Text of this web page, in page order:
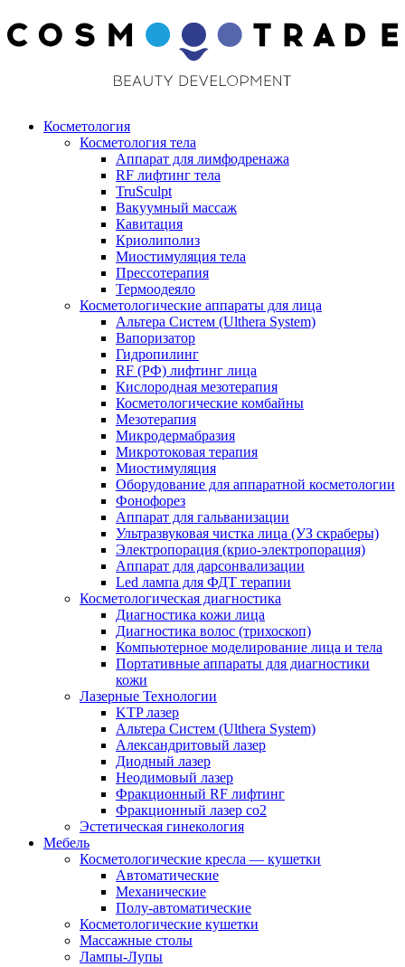
Косметология
Косметология тела
Аппарат для лимфодренажа
RF лифтинг тела
TruSculpt
Вакуумный массаж
Кавитация
Криолиполиз
Миостимуляция тела
Прессотерапия
Термоодеяло
Косметологические аппараты для лица
Альтера Систем (Ulthera System)
Вапоризатор
Гидропилинг
RF (РФ) лифтинг лица
Кислородная мезотерапия
Косметологические комбайны
Мезотерапия
Микродермабразия
Микротоковая терапия
Миостимуляция
Оборудование для аппаратной косметологии
Фонофорез
Аппарат для гальванизации
Ультразвуковая чистка лица (УЗ скраберы)
Электропорация (крио-электропорация)
Аппарат для дарсонвализации
Led лампа для ФДТ терапии
Косметологическая диагностика
Диагностика кожи лица
Диагностика волос (трихоскоп)
Компьютерное моделирование лица и тела
Портативные аппараты для диагностики
кожи
Лазерные Технологии
KTP лазер
Альтера Систем (Ulthera System)
Александритовый лазер
Диодный лазер
Неодимовый лазер
Фракционный RF лифтинг
Фракционный лазер со2
Эстетическая гинекология
Мебель
Косметологические кресла — кушетки
Автоматические
Механические
Полу-автоматические
Косметологические кушетки
Массажные столы
Лампы-Лупы